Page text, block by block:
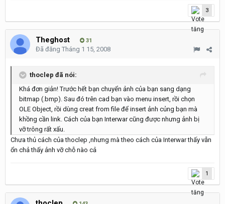
3
Theghost 31
Đã đăng Tháng 1 15, 2008
thoclep đã nói:
Khá đơn giản! Trước hết bạn chuyển ảnh của bạn sang dạng
bitmap (.bmp). Sau đó trên cad bạn vào menu insert, rồi chọn
OLE Object, rồi dùng creat from file để insert ảnh củng bạn mà
khồng cần link. Cách của bạn Interwar cũng được nhưng ảnh bị
vỡ trông rất xấu.
Chưa thủ cách của thoclep ,nhưng mà theo cách của Interwar thấy vẫn
ổn chả thấy ảnh vỡ chỗ nào cả
1